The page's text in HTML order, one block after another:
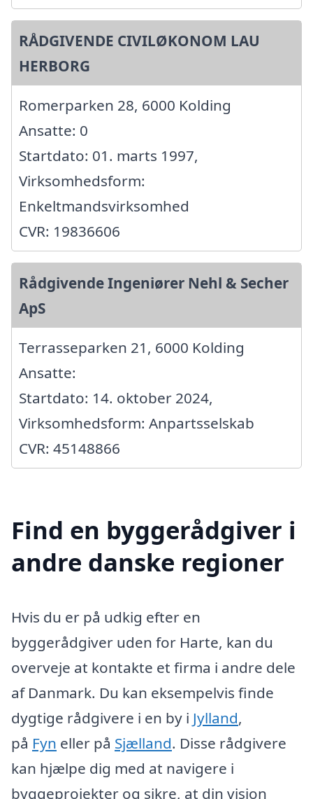
RÅDGIVENDE CIVILØKONOM LAU
HERBORG
Romerparken 28, 6000 Kolding
Ansatte: 0
Startdato: 01. marts 1997,
Virksomhedsform:
Enkeltmandsvirksomhed
CVR: 19836606
Rådgivende Ingeniører Nehl & Secher
ApS
Terrasseparken 21, 6000 Kolding
Ansatte:
Startdato: 14. oktober 2024,
Virksomhedsform: Anpartsselskab
CVR: 45148866
Find en byggerådgiver i
andre danske regioner
Hvis du er på udkig efter en
byggerådgiver uden for Harte, kan du
overveje at kontakte et firma i andre dele
af Danmark. Du kan eksempelvis finde
dygtige rådgivere i en by i Jylland,
på Fyn eller på Sjælland. Disse rådgivere
kan hjælpe dig med at navigere i
byggeprojekter og sikre, at din vision